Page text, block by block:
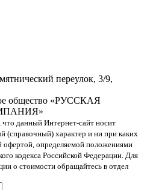
переулок, 3/9,
общество «РУССКАЯ
данный Интернет-сайт носит
(справочный) характер и ни при каких
офертой, определяемой положениями
кодекса Российской Федерации. Для
о стоимости обращайтесь в отдел